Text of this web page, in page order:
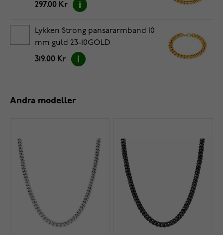
297.00 Kr
Lykken Strong pansararmband 10
mm guld 23-10GOLD
319.00 Kr
Andra modeller